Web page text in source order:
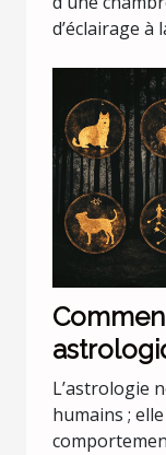
d’éclairage à
L’astrologie
humains ;